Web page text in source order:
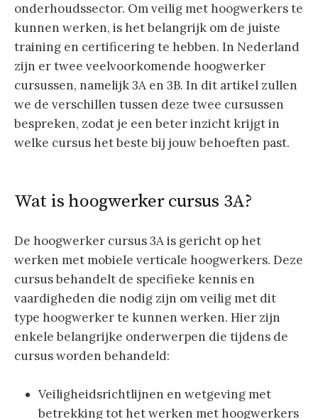
onderhoudssector. Om veilig met hoogwerkers te
kunnen werken, is het belangrijk om de juiste
training en certificering te hebben. In Nederland
zijn er twee veelvoorkomende hoogwerker
cursussen, namelijk 3A en 3B. In dit artikel zullen
we de verschillen tussen deze twee cursussen
bespreken, zodat je een beter inzicht krijgt in
welke cursus het beste bij jouw behoeften past.
Wat is hoogwerker cursus 3A?
De hoogwerker cursus 3A is gericht op het
werken met mobiele verticale hoogwerkers. Deze
cursus behandelt de specifieke kennis en
vaardigheden die nodig zijn om veilig met dit
type hoogwerker te kunnen werken. Hier zijn
enkele belangrijke onderwerpen die tijdens de
cursus worden behandeld:
Veiligheidsrichtlijnen en wetgeving met
betrekking tot het werken met hoogwerkers